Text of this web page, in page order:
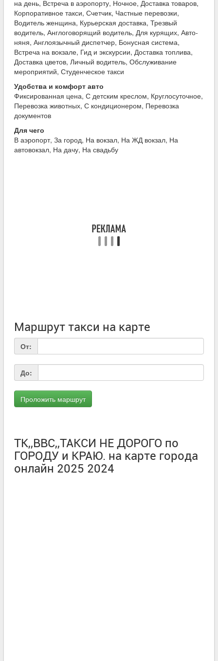
на день, Встреча в аэропорту, Ночное, Доставка товаров,
Корпоративное такси, Счетчик, Частные перевозки,
Водитель женщина, Курьерская доставка, Трезвый
водитель, Англоговорящий водитель, Для курящих, Авто-
няня, Англоязычный диспетчер, Бонусная система,
Встреча на вокзале, Гид и экскурсии, Доставка топлива,
Доставка цветов, Личный водитель, Обслуживание
мероприятий, Студенческое такси
Удобства и комфорт авто
Фиксированная цена, С детским креслом, Круглосуточное,
Перевозка животных, С кондиционером, Перевозка
документов
Для чего
В аэропорт, За город, На вокзал, На ЖД вокзал, На
автовокзал, На дачу, На свадьбу
Маршрут такси на карте
От:
До:
ТК,,ВВС,,ТАКСИ НЕ ДОРОГО по
ГОРОДУ и КРАЮ. на карте города
онлайн 2025 2024